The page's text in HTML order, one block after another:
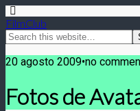
FilmClub
20 agosto 2009•no
Fotos de